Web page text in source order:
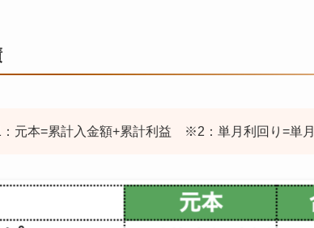
元本=累計入金額+累計利益 ※2：単月利回り=単